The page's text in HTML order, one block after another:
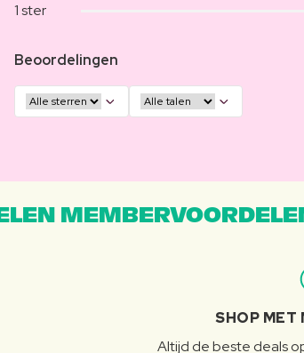
1 ster
Beoordelingen
SHOP MET
Altijd de beste deals